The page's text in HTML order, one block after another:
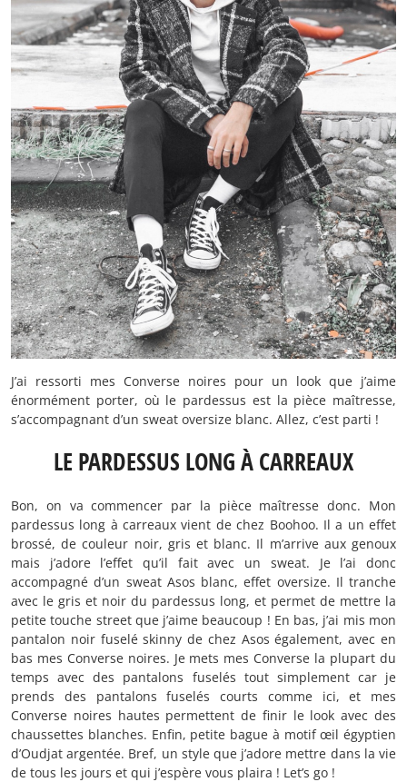
J’ai ressorti mes Converse noires pour un look que j’aime
énormément porter, où le pardessus est la pièce maîtresse,
s’accompagnant d’un sweat oversize blanc. Allez, c’est parti !
LE PARDESSUS LONG À CARREAUX
Bon, on va commencer par la pièce maîtresse donc. Mon
pardessus long à carreaux vient de chez Boohoo. Il a un effet
brossé, de couleur noir, gris et blanc. Il m’arrive aux genoux
mais j’adore l’effet qu’il fait avec un sweat. Je l’ai donc
accompagné d’un sweat Asos blanc, effet oversize. Il tranche
avec le gris et noir du pardessus long, et permet de mettre la
petite touche street que j’aime beaucoup ! En bas, j’ai mis mon
pantalon noir fuselé skinny de chez Asos également, avec en
bas mes Converse noires. Je mets mes Converse la plupart du
temps avec des pantalons fuselés tout simplement car je
prends des pantalons fuselés courts comme ici, et mes
Converse noires hautes permettent de finir le look avec des
chaussettes blanches. Enfin, petite bague à motif œil égyptien
d’Oudjat argentée. Bref, un style que j’adore mettre dans la vie
de tous les jours et qui j’espère vous plaira ! Let’s go !